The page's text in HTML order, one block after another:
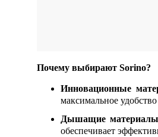
Почему выбирают Sorino?
Инновационные
максимальное
Дышащие материалы
обеспечивает